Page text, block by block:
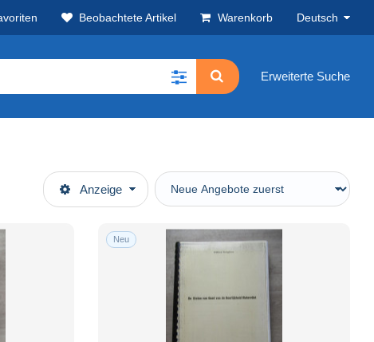
Beobachtete Artikel Warenkorb Deutsch
Erweiterte Suche
Anzeige
Neu